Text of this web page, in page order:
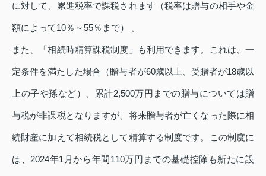
に対して、累進税率で課税されます（税率は贈与の相手や金
額によって10％～55％まで） 。
また、「相続時精算課税制度」も利用できます。これは、一
定条件を満たした場合（贈与者が60歳以上、受贈者が18歳以
上の子や孫など）、累計2,500万円までの贈与については贈
与税が非課税となりますが、将来贈与者が亡くなった際に相
続財産に加えて相続税として精算する制度です。この制度に
は、2024年1月から年間110万円までの基礎控除も新たに設